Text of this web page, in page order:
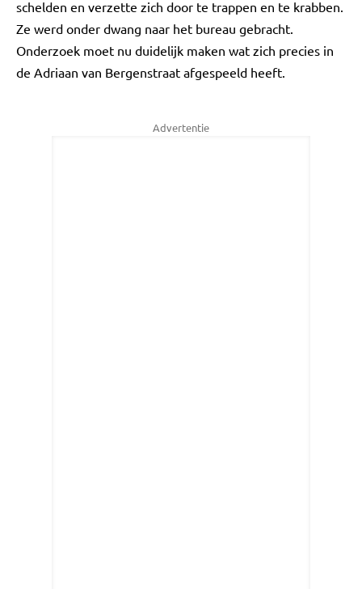
schelden en verzette zich door te trappen en te krabben.
Ze werd onder dwang naar het bureau gebracht.
Onderzoek moet nu duidelijk maken wat zich precies in
de Adriaan van Bergenstraat afgespeeld heeft.
Advertentie